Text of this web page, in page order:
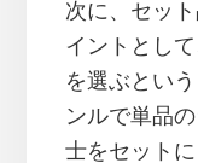
次に、セッ
イントとし
を選ぶとい
ンルで単品
士をセット